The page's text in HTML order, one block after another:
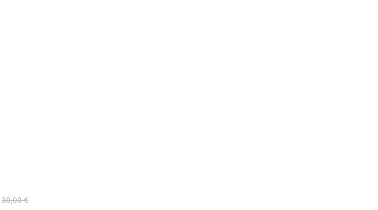
30,00 €